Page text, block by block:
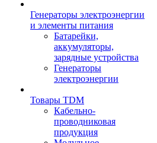
Генераторы электроэнергии
и элементы питания
Батарейки,
аккумуляторы,
зарядные устройства
Генераторы
электроэнергии
Товары TDM
Кабельно-
проводниковая
продукция